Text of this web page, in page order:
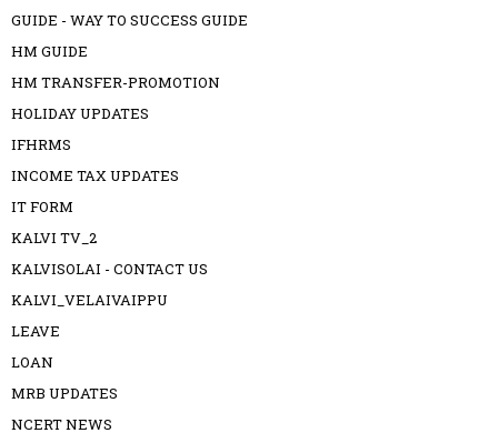
GUIDE - WAY TO SUCCESS GUIDE
HM GUIDE
HM TRANSFER-PROMOTION
HOLIDAY UPDATES
IFHRMS
INCOME TAX UPDATES
IT FORM
KALVI TV_2
KALVISOLAI - CONTACT US
KALVI_VELAIVAIPPU
LEAVE
LOAN
MRB UPDATES
NCERT NEWS